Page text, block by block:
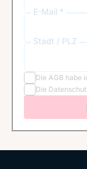
E-Mail *
Stadt / PLZ
Die AGB habe
Die